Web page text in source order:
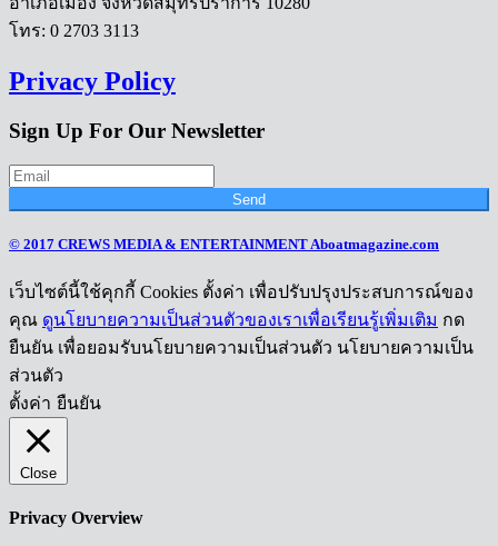
โทร: 0 2703 3113
Privacy Policy
Sign Up For Our Newsletter
Send
© 2017 CREWS MEDIA & ENTERTAINMENT Aboatmagazine.com
เว็บไซต์นี้ใช้คุกกี้ Cookies ตั้งค่า เพื่อปรับปรุงประสบการณ์ของ
คุณ ดูนโยบายความเป็นส่วนตัวของเราเพื่อเรียนรู้เพิ่มเติม กด
ยืนยัน เพื่อยอมรับนโยบายความเป็นส่วนตัว นโยบายความเป็น
ส่วนตัว
ตั้งค่า ยืนยัน
Close
Privacy Overview